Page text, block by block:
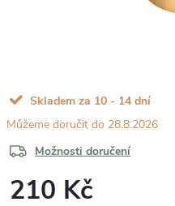
Skladem za 10 - 14 dní
28.8.2026
Možnosti doručení
210 Kč